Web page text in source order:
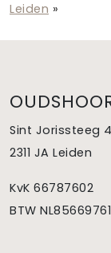
Leiden »
Sint Jorissteeg 4
2311 JA Leiden
KvK 66787602
BTW